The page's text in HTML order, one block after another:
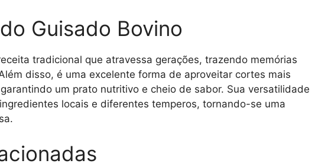
Guisado Bovino
tradicional que atravessa gerações, trazendo memórias
disso, é uma excelente forma de aproveitar cortes mais
um prato nutritivo e cheio de sabor. Sua versatilidade
locais e diferentes temperos, tornando-se uma